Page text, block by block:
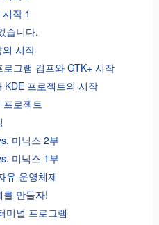
작 1
습니다.
시작
그램 김프와 GTK+ 시작
프로젝트의 시작
로젝트
미닉스 2부
미닉스 1부
유 운영체제
만들자!
미널 프로그램